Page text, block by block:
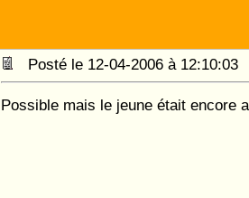
Posté le 12-04-2006 à
Possible mais le jeune était encore